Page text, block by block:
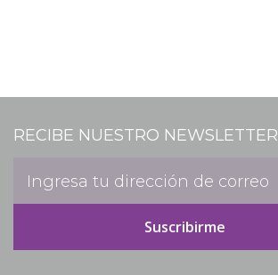
RECIBE NUESTRO NEWSLETTER
Suscribirme